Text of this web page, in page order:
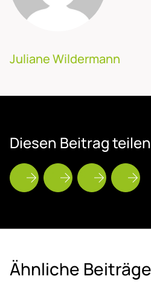
Juliane Wildermann
Die­sen Bei­trag
Ähn­li­che Bei­trä­ge